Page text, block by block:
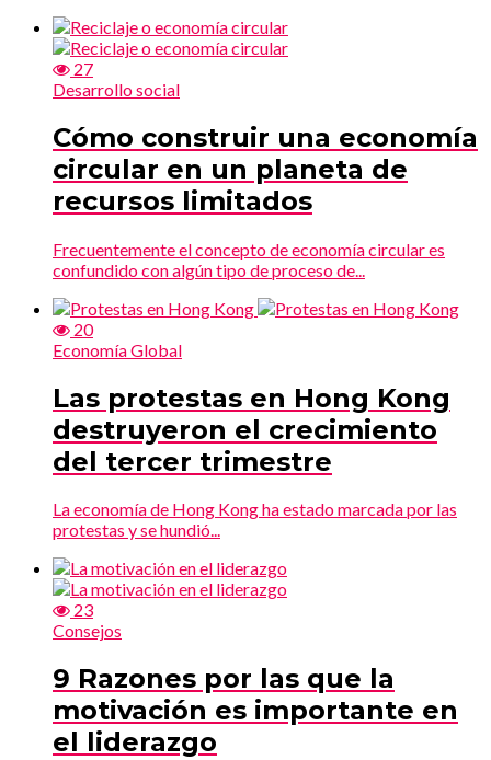
27
Desarrollo social
Cómo construir una economía
circular en un planeta de
recursos limitados
Frecuentemente el concepto de economía circular es
confundido con algún tipo de proceso de...
20
Economía Global
Las protestas en Hong Kong
destruyeron el crecimiento
del tercer trimestre
La economía de Hong Kong ha estado marcada por las
protestas y se hundió...
23
Consejos
9 Razones por las que la
motivación es importante en
el liderazgo